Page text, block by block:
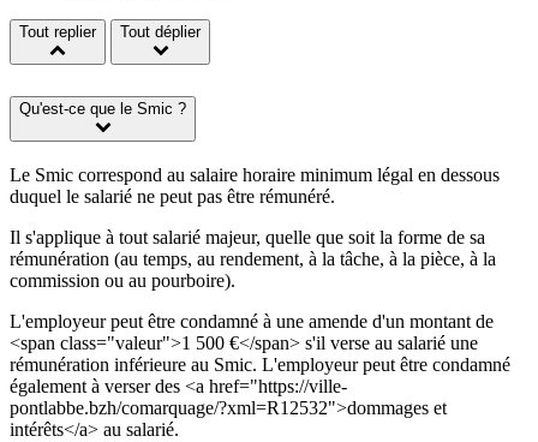
Tout replier Tout déplier
Qu'est-ce que le Smic ?
Le Smic correspond au salaire horaire minimum légal en dessous
duquel le salarié ne peut pas être rémunéré.
Il s'applique à tout salarié majeur, quelle que soit la forme de sa
rémunération (au temps, au rendement, à la tâche, à la pièce, à la
commission ou au pourboire).
L'employeur peut être condamné à une amende d'un montant de
<span class="valeur">1 500 €</span> s'il verse au salarié une
rémunération inférieure au Smic. L'employeur peut être condamné
également à verser des <a href="https://ville-
pontlabbe.bzh/comarquage/?xml=R12532">dommages et
intérêts</a> au salarié.